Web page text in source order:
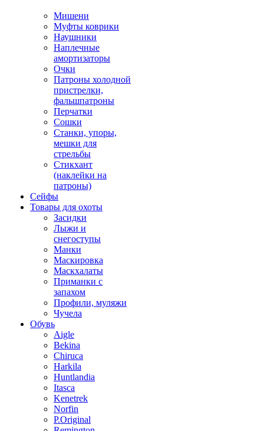
Мишени
Муфты коврики
Наушники
Наплечные
амортизаторы
Очки
Патроны холодной
пристрелки,
фальшпатроны
Перчатки
Сошки
Станки, упоры,
мешки для
стрельбы
Стикхант
(наклейки на
патроны)
Сейфы
Товары для охоты
Засидки
Лыжи и
снегоступы
Манки
Маскировка
Маскхалаты
Приманки с
запахом
Профили, муляжи
Чучела
Обувь
Aigle
Bekina
Chiruсa
Harkila
Huntlandia
Itasca
Kenetrek
Norfin
P.Original